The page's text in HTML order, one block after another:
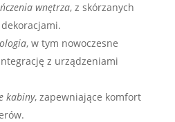
wnętrza, z skórzanych
, w tym nowoczesne
z urządzeniami
kabiny, zapewniające komfort